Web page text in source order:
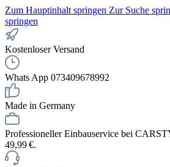
Zum Hauptinhalt springen Zur Suche
springen
Kostenloser Versand
Whats App 073409678992
Made in Germany
Professioneller Einbauservice bei
49,99 €.